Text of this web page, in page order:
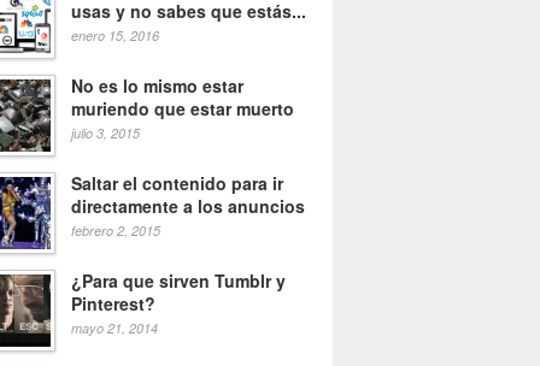
usas y no sabes que estás...
enero 15, 2016
No es lo mismo estar
muriendo que estar muerto
julio 3, 2015
Saltar el contenido para ir
directamente a los anuncios
febrero 2, 2015
¿Para que sirven Tumblr y
Pinterest?
mayo 21, 2014